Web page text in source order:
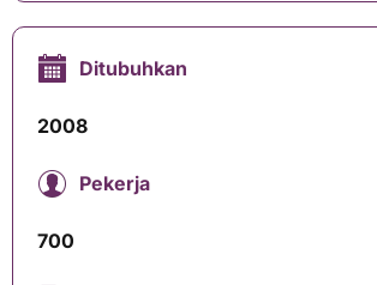
Ditubuhkan
2008
Pekerja
700